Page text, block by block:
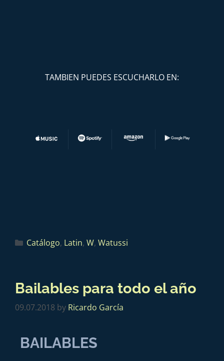
TAMBIEN PUEDES ESCUCHARLO EN:
Catálogo, Latin, W, Watussi
Bailables para todo el año
09.07.2018 by Ricardo García
BAILABLES